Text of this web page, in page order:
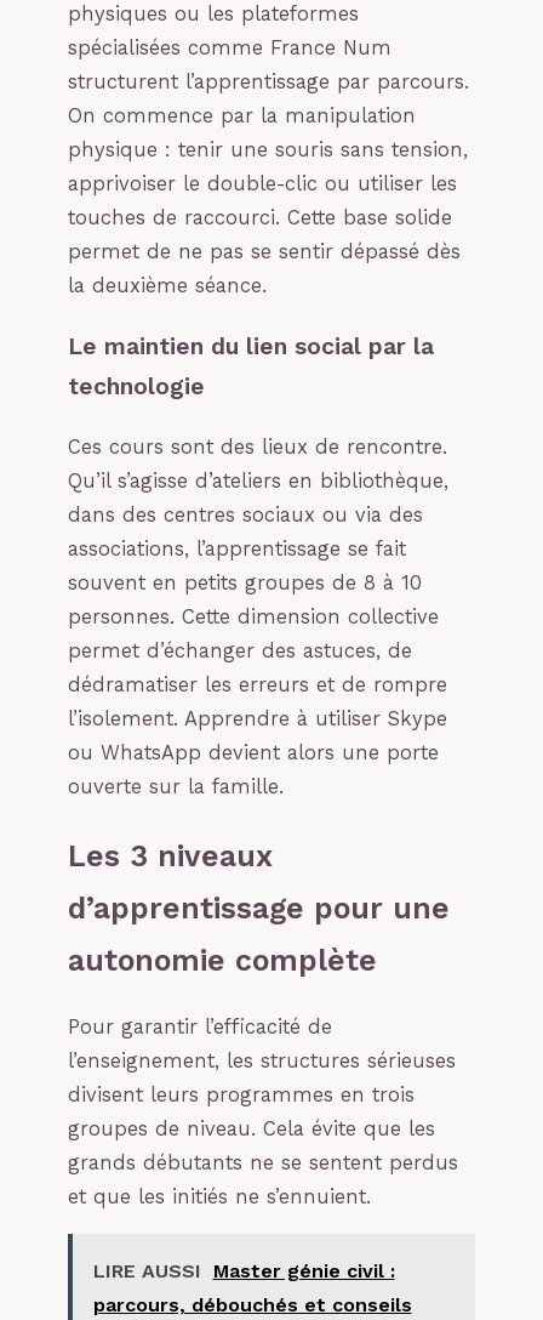
physiques ou les plateformes
spécialisées comme France Num
structurent l’apprentissage par parcours.
On commence par la manipulation
physique : tenir une souris sans tension,
apprivoiser le double-clic ou utiliser les
touches de raccourci. Cette base solide
permet de ne pas se sentir dépassé dès
la deuxième séance.
Le maintien du lien social par la
technologie
Ces cours sont des lieux de rencontre.
Qu’il s’agisse d’ateliers en bibliothèque,
dans des centres sociaux ou via des
associations, l’apprentissage se fait
souvent en petits groupes de 8 à 10
personnes. Cette dimension collective
permet d’échanger des astuces, de
dédramatiser les erreurs et de rompre
l’isolement. Apprendre à utiliser Skype
ou WhatsApp devient alors une porte
ouverte sur la famille.
Les 3 niveaux
d’apprentissage pour une
autonomie complète
Pour garantir l’efficacité de
l’enseignement, les structures sérieuses
divisent leurs programmes en trois
groupes de niveau. Cela évite que les
grands débutants ne se sentent perdus
et que les initiés ne s’ennuient.
LIRE AUSSI
Master génie civil :
parcours, débouchés et conseils